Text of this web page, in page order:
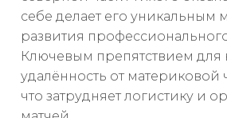
себе делает его уникальным
развития
Ключевым препятствием для
удалённость от материковой
что затрудняет логистику и